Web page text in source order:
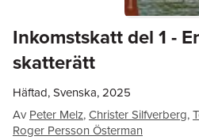
Inkomstskatt del 1 -
skatterätt
Häftad, Svenska, 2025
Av Peter Melz,Christer Silfverberg,
Roger Persson Österman